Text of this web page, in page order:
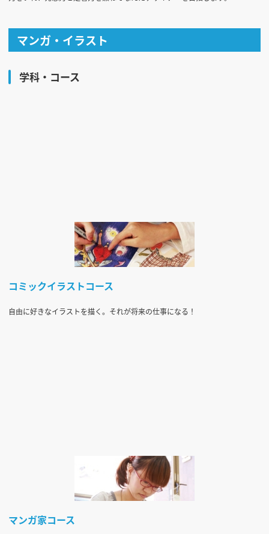
マンガ・イラスト
学科・コース
コミックイラストコース
自由に好きなイラストを描く。それが将来の仕事になる！
マンガ家コース